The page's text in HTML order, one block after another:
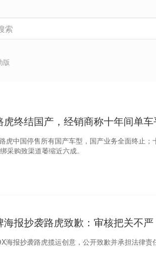
版
虎终结国产，经销商称十年间单
虎中国停售所有国产车型，国产业务全面终止
采购致渠道萎缩近六成。
海报抄袭路虎致歉：审核把关不严
海报抄袭路虎揽运创意，公开致歉并承担法律